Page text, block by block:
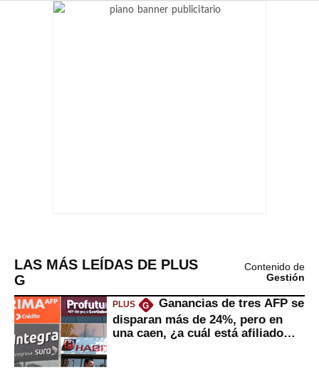
LAS MÁS LEÍDAS DE PLUS
G
Contenido de
Gestión
PLUS G
Ganancias de tres AFP se
disparan más de 24%, pero en
una caen, ¿a cuál está afiliado